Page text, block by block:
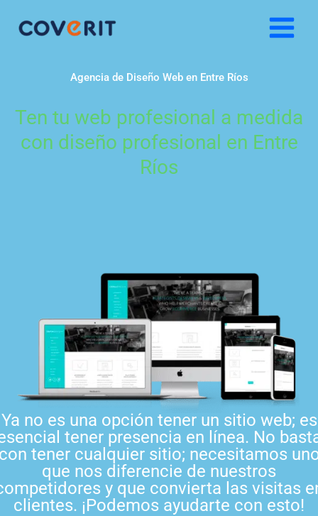
Agencia de Diseño Web en Entre Ríos
Ten tu web profesional a medida
con diseño profesional en Entre
Ríos
Ya no es una opción tener un sitio web; es
tener presencia en línea. No
tener cualquier sitio; necesitamos
que nos diferencie de nuestros
y que convierta las visitas
clientes. ¡Podemos ayudarte con esto!